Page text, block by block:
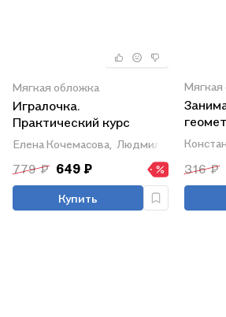
Мягкая обложка
Игралочка.
Практический курс
математики для детей
рекомендации. Ступень 2
Елена Кочемасова, Людмила Петерсон
779 ₽ 649 ₽
Купить
Мягкая
316 ₽